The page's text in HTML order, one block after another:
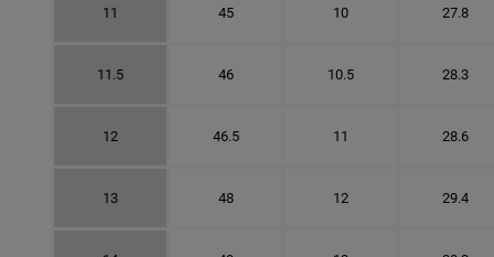
11 45 10 27.8
11.5 46 10.5 28.3
12 46.5 11 28.6
13 48 12 29.4